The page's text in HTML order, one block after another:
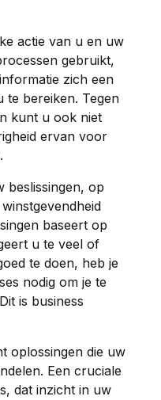
actie van u en uw
gebruikt,
zich een
te bereiken. Tegen
kunt u ook niet
ervan voor
beslissingen, op
baseert op
u te veel of
te doen, heb je
nodig om je te
is business
oplossingen die uw
Een cruciale
dat inzicht in uw